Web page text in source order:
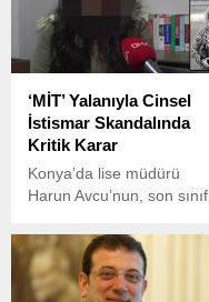
‘MİT’ Yalanıyla Cinsel
İstismar Skandalında
Kritik Karar
Konya’da lise müdürü
Harun Avcu’nun, son sınıf
MİT’e memur yapacağız”
diyerek kandırdığı ve evli,
üç çocuk babası Ahmet